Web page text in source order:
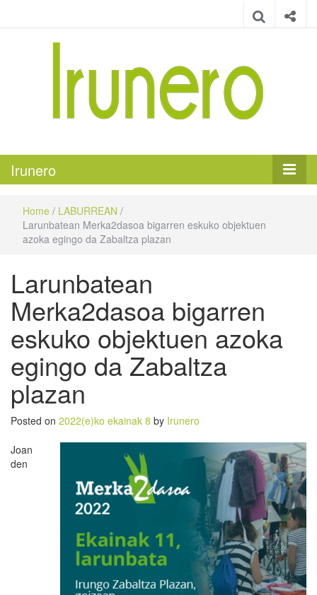
Irunero
Home / LABURREAN /
Larunbatean Merka2dasoa bigarren eskuko objektuen
azoka egingo da Zabaltza plazan
Larunbatean
Merka2dasoa bigarren
eskuko objektuen azoka
egingo da Zabaltza
plazan
Posted on 2022(e)ko ekainak 8 by Irunero
Joan
den